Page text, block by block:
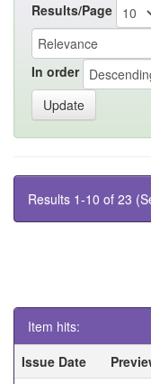
Results/Page
In order
Results 1-10 of 23
Item hits:
Issue Date